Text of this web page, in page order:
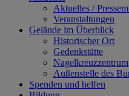
Aktuelles /
Veranstaltungen
Gelände im Überblick
Historischer Ort
Gedenkstätte
Nagelkreuzzentrum
Außenstelle des
Spenden und helfen